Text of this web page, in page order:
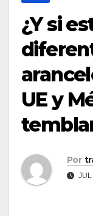
¿Y si
UE y
Por
JUL